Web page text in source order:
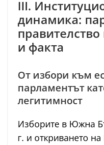
III.
динамика:
и факта
От избори към
парламентът
легитимност
Изборите в Южна
г. и откриването